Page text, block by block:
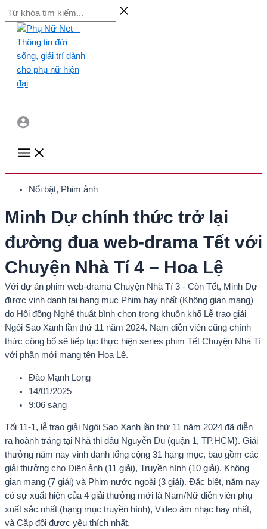
Skip
to
content
Từ
khóa
kiếm...
Main
Menu
Nổi bật, Phim ảnh
Minh Dự chính thức trở lại
đường đua web-drama Tết với
Chuyện Nhà Tí 4 – Hoa Lệ
Với dự án phim web-drama Chuyện Nhà Tí 3 - Còn Tết, Minh Dự
được vinh danh tại hạng mục Phim hay nhất (Không gian mạng)
do Hội đồng Nghệ thuật bình chọn trong khuôn khổ Lễ trao giải
Ngôi Sao Xanh lần thứ 11 năm 2024. Nam diễn viên cũng chính
thức công bố sẽ tiếp tục thực hiện series phim Tết Chuyện Nhà Tí
với phần mới mang tên Hoa Lệ.
Đào Mạnh Long
14/01/2025
9:06 sáng
Tối 11-1, lễ trao giải Ngôi Sao Xanh lần thứ 11 năm 2024 đã diễn
ra hoành tráng tại Nhà thi đấu Nguyễn Du (quận 1, TP.HCM). Giải
thưởng năm nay vinh danh tổng cộng 31 hạng mục, bao gồm các
giải thưởng cho Điện ảnh (11 giải), Truyền hình (10 giải), Không
gian mạng (7 giải) và Phim nước ngoài (3 giải). Đặc biệt, năm nay
có sự xuất hiện của 4 giải thưởng mới là Nam/Nữ diễn viên phụ
xuất sắc nhất (hạng mục truyền hình), Video âm nhạc hay nhất,
và Cặp đôi được yêu thích nhất.